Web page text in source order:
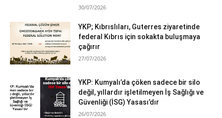
30/07/2026
YKP; Kıbrıslıları, Guterres ziyaretinde
federal Kıbrıs için sokakta buluşmaya
çağırır
27/07/2026
YKP: Kumyalı’da çöken sadece bir silo
değil, yıllardır işletilmeyen İş Sağlığı ve
Güvenliği (İSG) Yasası’dır
26/07/2026